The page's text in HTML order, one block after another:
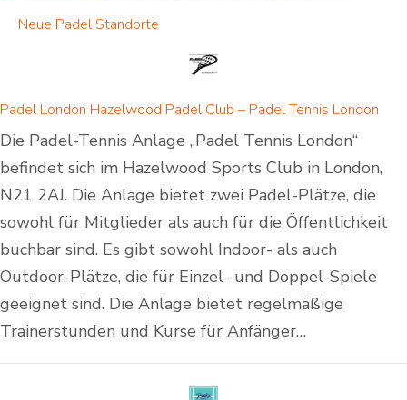
Neue Padel Standorte
Padel London Hazelwood Padel Club – Padel Tennis London
Die Padel-Tennis Anlage „Padel Tennis London“
befindet sich im Hazelwood Sports Club in London,
N21 2AJ. Die Anlage bietet zwei Padel-Plätze, die
sowohl für Mitglieder als auch für die Öffentlichkeit
buchbar sind. Es gibt sowohl Indoor- als auch
Outdoor-Plätze, die für Einzel- und Doppel-Spiele
geeignet sind. Die Anlage bietet regelmäßige
Trainerstunden und Kurse für Anfänger…